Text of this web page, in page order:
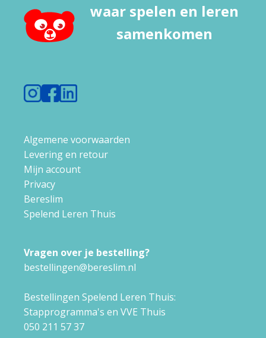
waar spelen en leren
samenkomen
Algemene voorwaarden
Levering en retour
Mijn account
Privacy
Bereslim
Spelend Leren Thuis
Vragen over je bestelling?
bestellingen@bereslim.nl
Bestellingen Spelend Leren Thuis:
Stapprogramma's en VVE Thuis
050 211 57 37